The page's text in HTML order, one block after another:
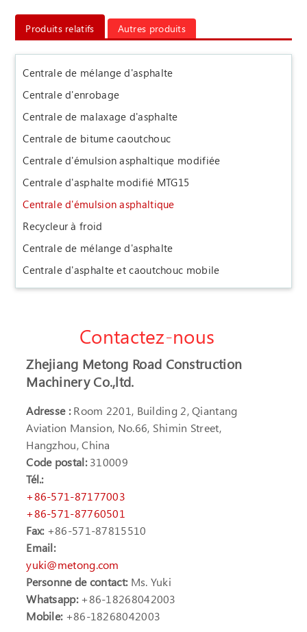
Produits relatifs Autres produits
Centrale de mélange d'asphalte
Centrale d'enrobage
Centrale de malaxage d'asphalte
Centrale de bitume caoutchouc
Centrale d'émulsion asphaltique modifiée
Centrale d'asphalte modifié MTG15
Centrale d'émulsion asphaltique
Recycleur à froid
Centrale de mélange d'asphalte
Centrale d'asphalte et caoutchouc mobile
Contactez-nous
Zhejiang Metong Road Construction
Machinery Co.,ltd.
Adresse :Room 2201, Building 2, Qiantang
Aviation Mansion, No.66, Shimin Street,
Hangzhou, China
Code postal:310009
Tél.:
+86-571-87177003
+86-571-87760501
Fax:+86-571-87815510
Email:
yuki@metong.com
Personne de contact: Ms. Yuki
Whatsapp:+86-18268042003
Mobile: +86-18268042003